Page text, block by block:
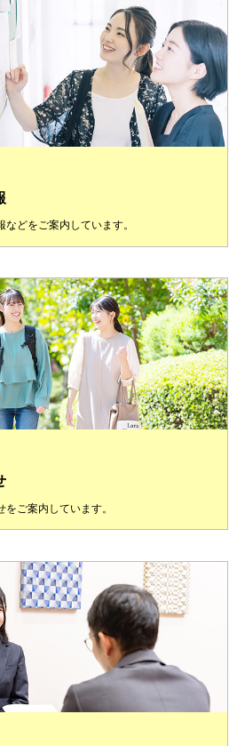
どをご案内しています。
ご案内しています。